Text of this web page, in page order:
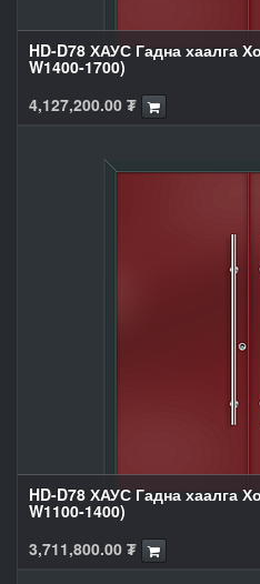
HD-D78 ХАУС Гадна хаалга
W1400-1700)
4,127,200.00 ₮
HD-D78 ХАУС Гадна хаалга
W1100-1400)
3,711,800.00 ₮